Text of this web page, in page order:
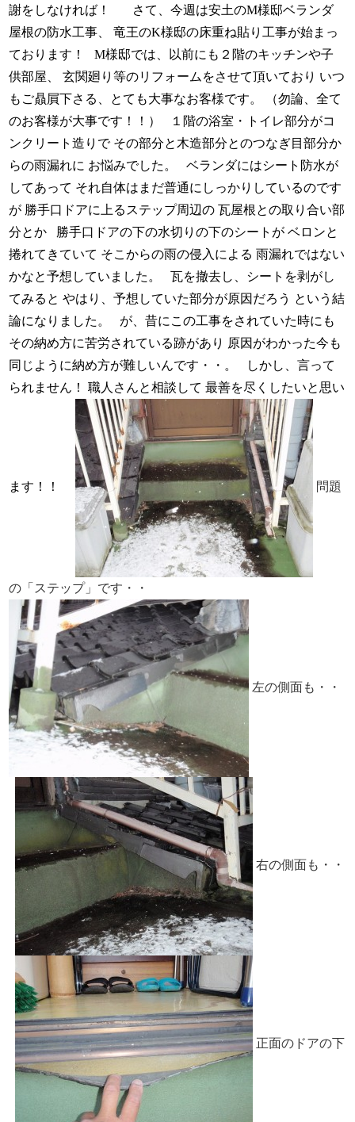
謝をしなければ！
さて、今週は安土のM様邸ベランダ
屋根の防水工事、
竜王のK様邸の床重ね貼り工事が始まっ
ております！
M様邸では、以前にも２階のキッチンや子
供部屋、
玄関廻り等のリフォームをさせて頂いており いつ
もご贔屓下さる、とても大事なお客様です。
（勿論、全て
のお客様が大事です！！）
１階の浴室・トイレ部分がコ
ンクリート造りで その部分と木造部分とのつなぎ目部分か
らの雨漏れに お悩みでした。
ベランダにはシート防水が
してあって それ自体はまだ普通にしっかりしているのです
が 勝手口ドアに上るステップ周辺の 瓦屋根との取り合い部
分とか
勝手口ドアの下の水切りの下のシートが ベロンと
捲れてきていて そこからの雨の侵入による 雨漏れではない
かなと予想していました。
瓦を撤去し、シートを剥がし
てみると やはり、予想していた部分が原因だろう という結
論になりました。
が、昔にこの工事をされていた時にも
その納め方に苦労されている跡があり 原因がわかった今も
同じように納め方が難しいんです・・。
しかし、言って
られません！
職人さんと相談して 最善を尽くしたいと思い
ます！！ 問題
の「ステップ」です・・
左の側面も・・
右の側面も・・
正面のドアの下